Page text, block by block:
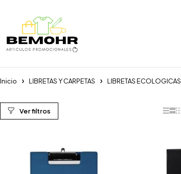
Inicio LIBRETAS Y CARPETAS LIBRETAS ECOLOGICAS